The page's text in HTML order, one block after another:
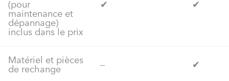
(pour
maintenance et
dépannage)
inclus dans le prix
✔ ✔
Matériel et pièces
de rechange ‒ ✔